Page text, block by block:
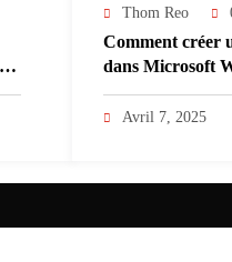
Thom Reo
Comment créer
dans Microsoft
Avril 7, 2025